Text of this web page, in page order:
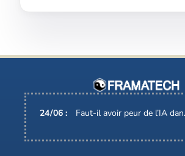
24/06 : Faut-il avoir peur de l’IA dans nos métiers ?